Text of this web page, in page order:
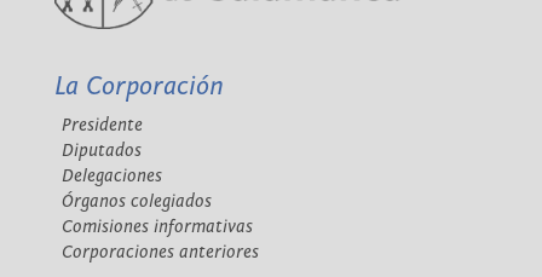
La Corporación
Presidente
Diputados
Delegaciones
Órganos colegiados
Comisiones informativas
Corporaciones anteriores